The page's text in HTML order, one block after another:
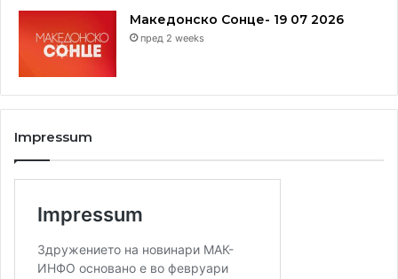
Македонско Сонце- 19 07 2026
пред 2 weeks
Impressum